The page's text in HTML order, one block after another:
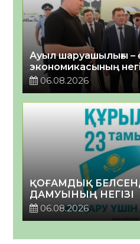
Ауыл шаруашылығы –
экономикасының
06.08.2026
ҚОҒАМДЫҚ
ДАМУЫНЫҢ НЕГІЗІ
06.08.2026